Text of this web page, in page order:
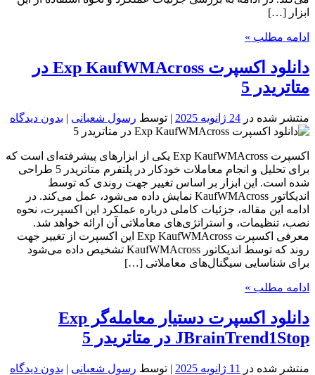
ابزار […]
ادامه مطلب »
دانلود اکسپرت Exp KaufWMAcross در
متاتریدر 5
منتشر شده در 24 ژانویه 2025 | توسط رسول شعبانی | بدون دیدگاه
اکسپرت Exp KaufWMAcross یکی از ابزارهای پیشرفته‌ای است که
برای تحلیل و انجام معاملات خودکار در پلتفرم متاتریدر 5 طراحی
شده است. این ابزار بر اساس تغییر جهت روندی که توسط
اندیکاتور KaufWMAcross نمایش داده می‌شود، عمل می‌کند. در
ادامه این مقاله، جزئیات کاملی درباره عملکرد این اکسپرت، نحوه
نصب، تنظیمات، و استراتژی‌های معاملاتی آن ارائه خواهد شد.
معرفی اکسپرت Exp KaufWMAcross این اکسپرت از تغییر جهت
روند که توسط اندیکاتور KaufWMAcross تشخیص داده می‌شود
برای شناسایی سیگنال‌های معاملاتی […]
ادامه مطلب »
دانلود اکسپرت دستیار معامله‌گر Exp
JBrainTrend1Stop در متاتریدر 5
منتشر شده در 11 ژانویه 2025 | توسط رسول شعبانی | بدون دیدگاه